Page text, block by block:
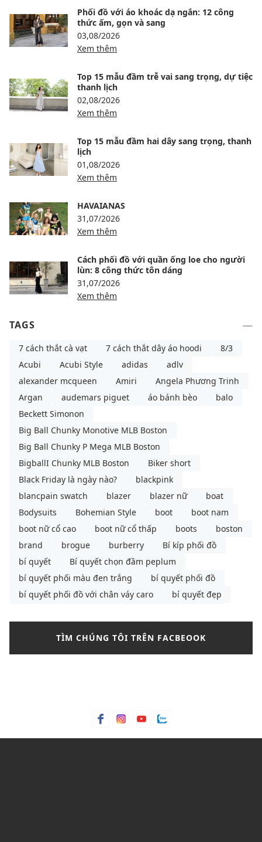
Phối đồ với áo khoác dạ ngắn: 12 công
thức ấm, gọn và sang
03,08/2026
Xem thêm
Top 15 mẫu đầm trễ vai sang trọng, dự tiệc
thanh lịch
02,08/2026
Xem thêm
Top 15 mẫu đầm hai dây sang trọng, thanh
lịch
01,08/2026
Xem thêm
HAVAIANAS
31,07/2026
Xem thêm
Cách phối đồ với quần ống loe cho người
lùn: 8 công thức tôn dáng
31,07/2026
Xem thêm
TAGS
7 cách thắt cà vạt 7 cách thắt dây áo hoodi
8/3
Acubi
Acubi Style adidas
adlv
alexander mcqueen
Amiri
Angela Phương Trinh
Argan
audemars piguet áo bánh bèo
balo
Beckett Simonon
Big Ball Chunky Monotive MLB Boston
Big Ball Chunky P Mega MLB Boston
BigballI Chunky MLB Boston
Biker short
Black Friday là ngày nào?
blackpink
blancpain swatch
blazer blazer nữ
boat
Bodysuits
Bohemian Style boot
boot nam
boot nữ cổ cao
boot nữ cổ thấp boots
boston
brand
brogue burberry
Bí kíp phối đồ
bí quyết
Bí quyết chọn đầm peplum
bí quyết phối màu đen trắng
bí quyết phối đồ
bí quyết phối đồ với chân váy caro
bí quyết đẹp
bảng size quần tây nữ
Bột ngô Bột Talc
C&K
C&K Việt Nam Cacao
Calvin Klein
TÌM CHÚNG TÔI TRÊN FACBEOOK